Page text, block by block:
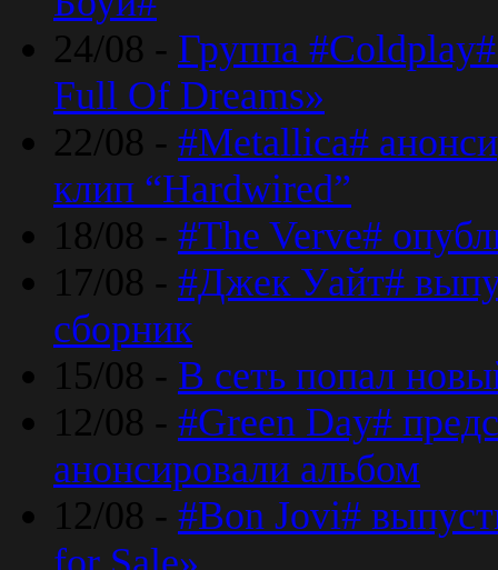
24/08 - Группа
Full Of Dreams»
22/08 - #Metallica#
клип “Hardwired”
18/08 - #The Verve#
17/08 - #Джек Уайт#
сборник
15/08 - В сеть попал
12/08 - #Green Day#
анонсировали альбом
12/08 - #Bon Jovi#